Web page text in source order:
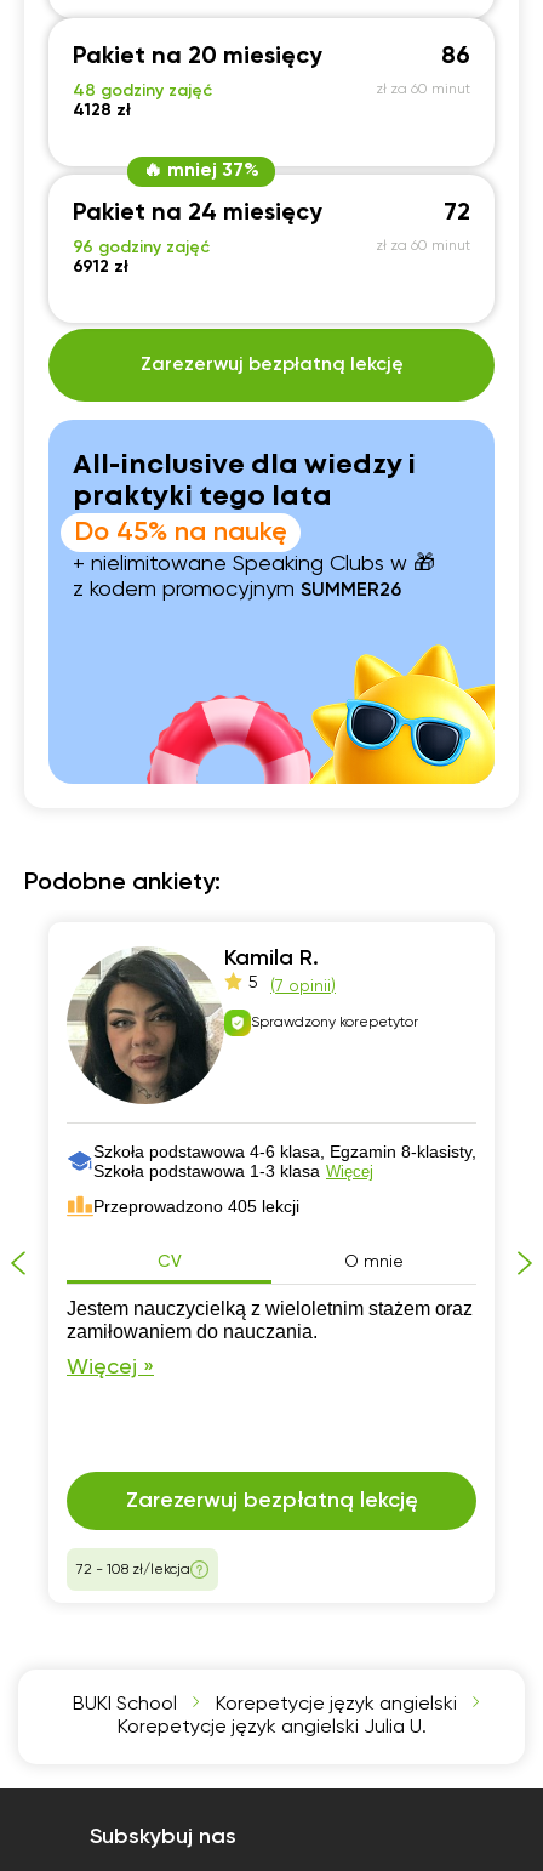
Pakiet na 20 miesięcy
48 godziny zajęć
4128 zł
86
zł za 60 minut
🔥 mniej 37%
Pakiet na 24 miesięcy
96 godziny zajęć
6912 zł
72
zł za 60 minut
Zarezerwuj bezpłatną lekcję
All-inclusive dla wiedzy i
praktyki tego lata
Do 45% na naukę
+ nielimitowane Speaking Clubs w 🎁
z kodem promocyjnym SUMMER26
Podobne ankiety:
Kamila R.
5 (7 opinii)
Sprawdzony korepetytor
Szkoła podstawowa 4-6 klasa, Egzamin 8-klasisty,
Szkoła podstawowa 1-3 klasa Więcej
Przeprowadzono 405 lekcji
CV O mnie
Jestem nauczycielką z wieloletnim stażem oraz
zamiłowaniem do nauczania.
Więcej »
Zarezerwuj bezpłatną lekcję
72 - 108 zł/lekcja
BUKI School
Korepetycje język angielski
Korepetycje język angielski Julia U.
Subskybuj nas